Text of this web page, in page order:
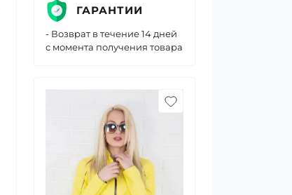
ГАРАНТИИ
- Возврат в течение 14 дней
с момента получения товара